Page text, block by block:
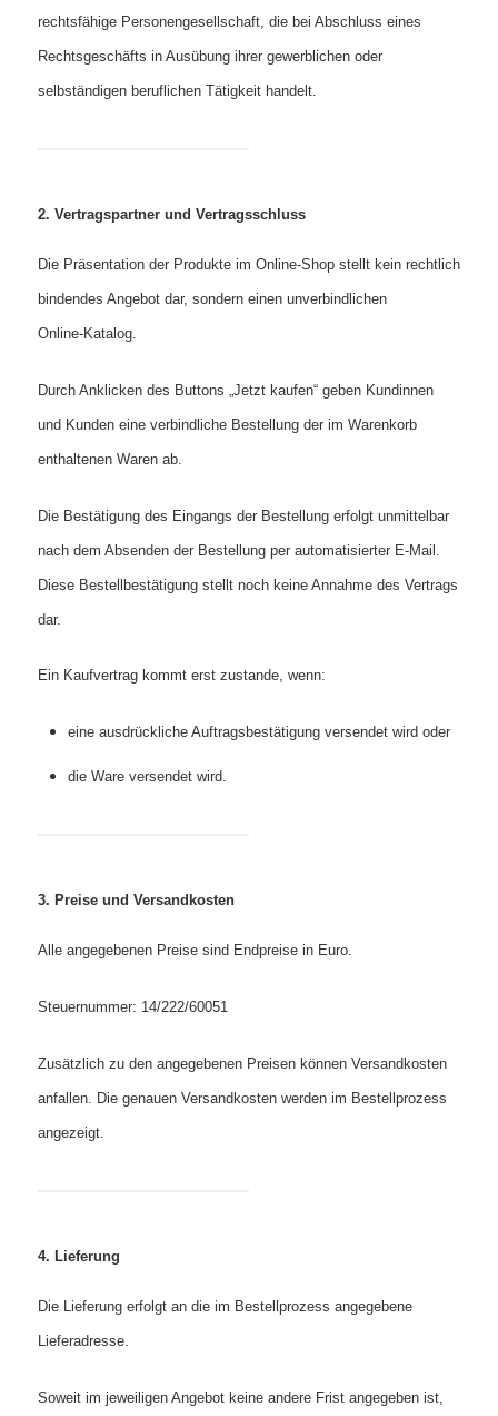
rechtsfähige Personengesellschaft, die bei Abschluss eines
Rechtsgeschäfts in Ausübung ihrer gewerblichen oder
selbständigen beruflichen Tätigkeit handelt.
2. Vertragspartner und Vertragsschluss
Die Präsentation der Produkte im Online‑Shop stellt kein rechtlich
bindendes Angebot dar, sondern einen unverbindlichen
Online‑Katalog.
Durch Anklicken des Buttons „Jetzt kaufen“ geben Kundinnen
und Kunden eine verbindliche Bestellung der im Warenkorb
enthaltenen Waren ab.
Die Bestätigung des Eingangs der Bestellung erfolgt unmittelbar
nach dem Absenden der Bestellung per automatisierter E‑Mail.
Diese Bestellbestätigung stellt noch keine Annahme des Vertrags
dar.
Ein Kaufvertrag kommt erst zustande, wenn:
eine ausdrückliche Auftragsbestätigung versendet wird oder
die Ware versendet wird.
3. Preise und Versandkosten
Alle angegebenen Preise sind Endpreise in Euro.
Steuernummer: 14/222/60051
Zusätzlich zu den angegebenen Preisen können Versandkosten
anfallen. Die genauen Versandkosten werden im Bestellprozess
angezeigt.
4. Lieferung
Die Lieferung erfolgt an die im Bestellprozess angegebene
Lieferadresse.
Soweit im jeweiligen Angebot keine andere Frist angegeben ist,